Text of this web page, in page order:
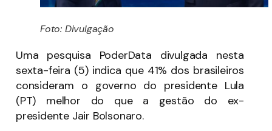
Foto: Divulgação
Uma pesquisa PoderData divulgada nesta
sexta-feira (5) indica que 41% dos brasileiros
consideram o governo do presidente Lula
(PT) melhor do que a gestão do ex-
presidente Jair Bolsonaro.